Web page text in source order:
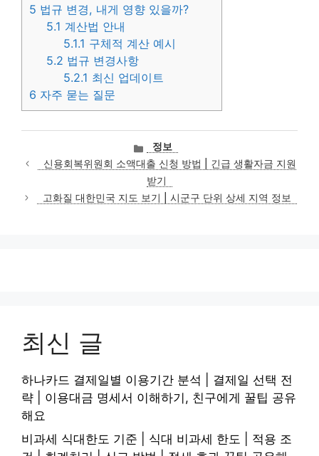
5 법규 변경, 내게 영향 있을까?
5.1 계산법 안내
5.1.1 구체적 계산 예시
5.2 법규 변경사항
5.2.1 최신 업데이트
6 자주 묻는 질문
카
테
고
리
정보
신용회복위원회 소액대출 신청 방법 | 긴급 생활자금 지원
받기
고화질 대한민국 지도 보기 | 시군구 단위 상세 지역 정보
최신 글
하나카드 결제일별 이용기간 분석 | 결제일 선택 전
략 | 이용대금 명세서 이해하기, 친구에게 꿀팁 공유
해요
비과세 식대한도 기준 | 식대 비과세 한도 | 적용 조